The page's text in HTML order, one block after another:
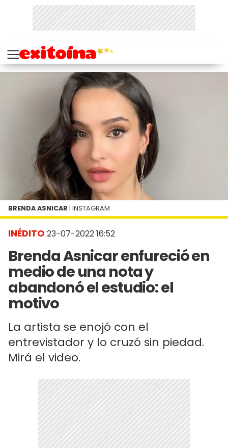
INÉDITO 23-07-2022 16:52
Brenda Asnicar enfureció en
medio de una nota y
abandonó el estudio: el
motivo
La artista se enojó con el
entrevistador y lo cruzó sin piedad.
Mirá el video.
BRENDA ASNICAR | INSTAGRAM